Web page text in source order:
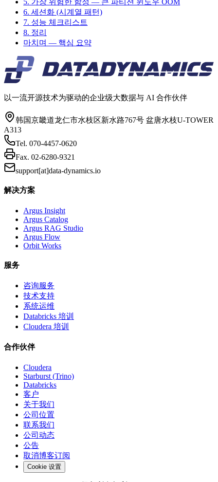
5. 가장 위험한 함정 — 큰 파티션 윈도우 OOM
6. 세션화 (시계열 패턴)
7. 성능 체크리스트
8. 정리
마치며 — 핵심 요약
以一流开源技术为驱动的企业级大数据与 AI 合作伙伴
韩国京畿道龙仁市水枝区新水路767号 盆唐水枝U-TOWER
A313
Tel. 070-4457-0620
Fax. 02-6280-9321
support[at]data-dynamics.io
解决方案
Argus Insight
Argus Catalog
Argus RAG Studio
Argus Flow
Orbit Works
服务
咨询服务
技术支持
系统运维
Databricks 培训
Cloudera 培训
合作伙伴
Cloudera
Starburst (Trino)
Databricks
客户
关于我们
公司位置
联系我们
公司动态
公告
取消博客订阅
Cookie 设置